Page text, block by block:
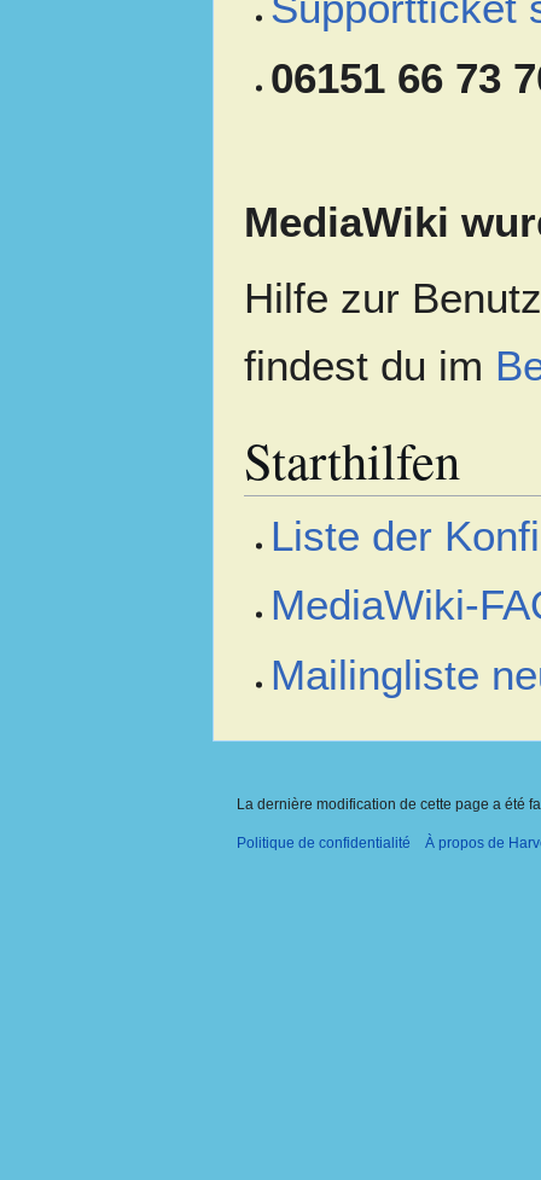
06151 66 73
MediaWiki
Hilfe zur
findest du im
Starthilfen
Liste der
MediaWiki-
Mailingliste
La dernière modification de cette page a été
Politique de confidentialité À propos de